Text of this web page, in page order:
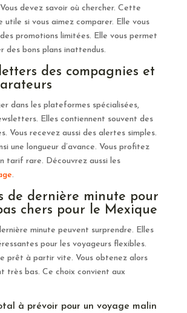
devez savoir où chercher. Cette
utile si vous aimez comparer. Elle vous
promotions limitées. Elle vous permet
des bons plans inattendus.
des compagnies et
dans les plateformes spécialisées,
Elles contiennent souvent des
Vous recevez aussi des alertes simples.
une longueur d’avance. Vous profitez
tarif rare. Découvrez aussi les
.
de dernière minute pour
chers pour le Mexique
minute peuvent surprendre. Elles
pour les voyageurs flexibles.
prêt à partir vite. Vous obtenez alors
très bas. Ce choix convient aux
à prévoir pour un voyage malin